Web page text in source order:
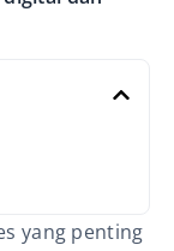
yang penting